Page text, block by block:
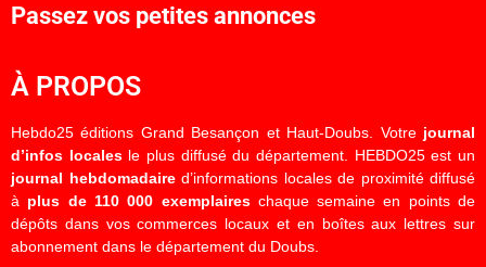
Passez vos petites annonces
À PROPOS
Hebdo25 éditions Grand Besançon et Haut-Doubs. Votre journal
d’infos localesle plus diffusé du département. HEBDO25 est un
journal hebdomadaired’informations locales de proximité diffusé
à plus de 110 000 exemplaireschaque semaine en points de
dépôts dans vos commerces locaux et en boîtes aux lettres sur
abonnement dans le département du Doubs.